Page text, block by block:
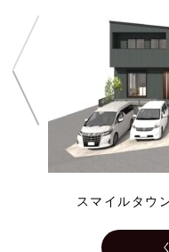
スマイルタウ